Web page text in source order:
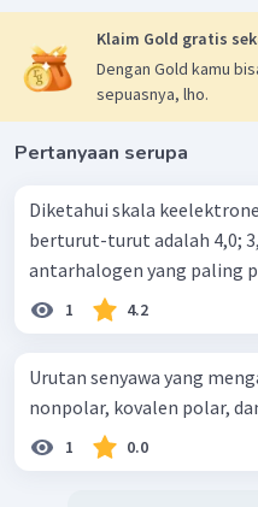
Klaim Gold gratis
Dengan Gold kamu
sepuasnya, lho.
Pertanyaan serupa
Diketahui skala
berturut-turut adalah 4,0;
antarhalogen yang paling
1 4.2
Urutan senyawa yang
nonpolar, kovalen polar,
1 0.0